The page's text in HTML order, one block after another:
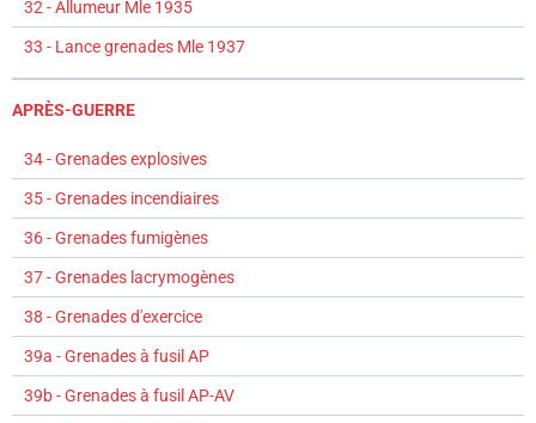
32 - Allumeur Mle 1935
33 - Lance grenades Mle 1937
APRÈS-GUERRE
34 - Grenades explosives
35 - Grenades incendiaires
36 - Grenades fumigènes
37 - Grenades lacrymogènes
38 - Grenades d'exercice
39a - Grenades à fusil AP
39b - Grenades à fusil AP-AV